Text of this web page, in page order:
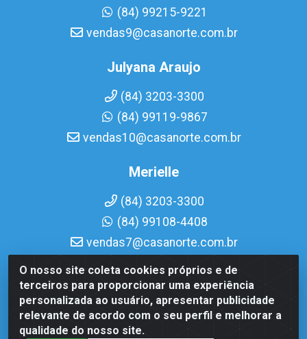
O nosso site coleta cookies próprios e de
terceiros para proporcionar uma experiência
personalizada ao usuário, apresentar publicidade
relevante de acordo com o seu perfil e melhorar a
qualidade do nosso site.
(84) 99215-9221
vendas9@casanorte.com.br
Julyana Araujo
(84) 3203-3300
(84) 99119-9867
vendas10@casanorte.com.br
Merielle
(84) 3203-3300
(84) 99108-4408
vendas7@casanorte.com.br
Casa Norte LTDA - Av. Interventor Mário Câmara, 1815 -
Dix-Sept Rosado, Natal/RN - CEP 59054-600 - CNPJ
08.713.513/0001-51